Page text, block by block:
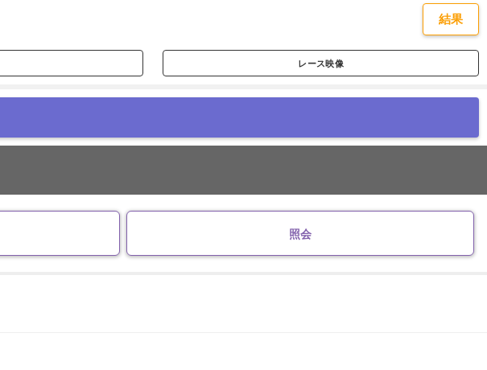
結果
レース映像
照会